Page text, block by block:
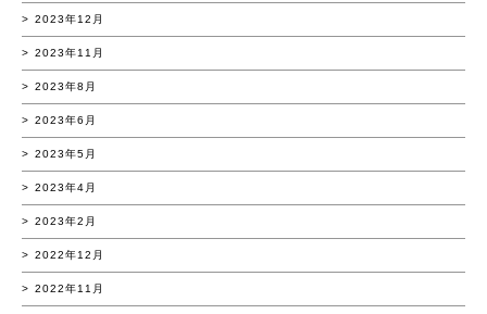
2023年12月
2023年11月
2023年8月
2023年6月
2023年5月
2023年4月
2023年2月
2022年12月
2022年11月